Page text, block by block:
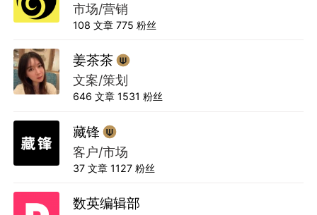
市场/营销
108 文章 775 粉丝
姜茶茶
文案/策划
646 文章 1531 粉丝
藏锋
客户/市场
37文章 1127粉丝
数英编辑部